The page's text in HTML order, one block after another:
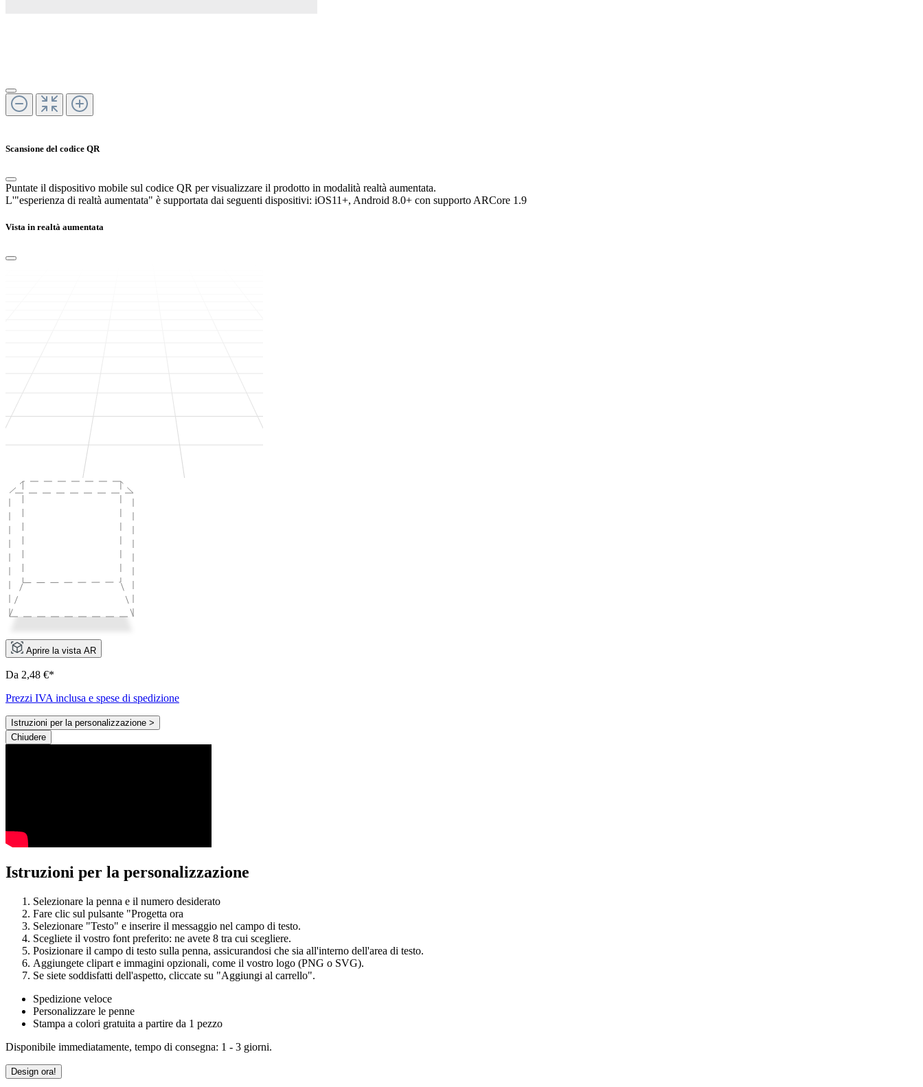
Scansione del codice QR
Puntate il dispositivo mobile sul codice QR per visualizzare il prodotto in modalità realtà aumentata.
L'"esperienza di realtà aumentata" è supportata dai seguenti dispositivi: iOS11+, Android 8.0+ con supporto ARCore 1.9
Vista in realtà aumentata
Aprire la vista AR
Da 2,48 €*
Prezzi IVA inclusa e spese di spedizione
Istruzioni per la personalizzazione >
Chiudere
Istruzioni per la personalizzazione
Selezionare la penna e il numero desiderato
Fare clic sul pulsante "Progetta ora
Selezionare "Testo" e inserire il messaggio nel campo di testo.
Scegliete il vostro font preferito: ne avete 8 tra cui scegliere.
Posizionare il campo di testo sulla penna, assicurandosi che sia all'interno dell'area di testo.
Aggiungete clipart e immagini opzionali, come il vostro logo (PNG o SVG).
Se siete soddisfatti dell'aspetto, cliccate su "Aggiungi al carrello".
Spedizione veloce
Personalizzare le penne
Stampa a colori gratuita a partire da 1 pezzo
Disponibile immediatamente, tempo di consegna: 1 - 3 giorni.
Design ora!